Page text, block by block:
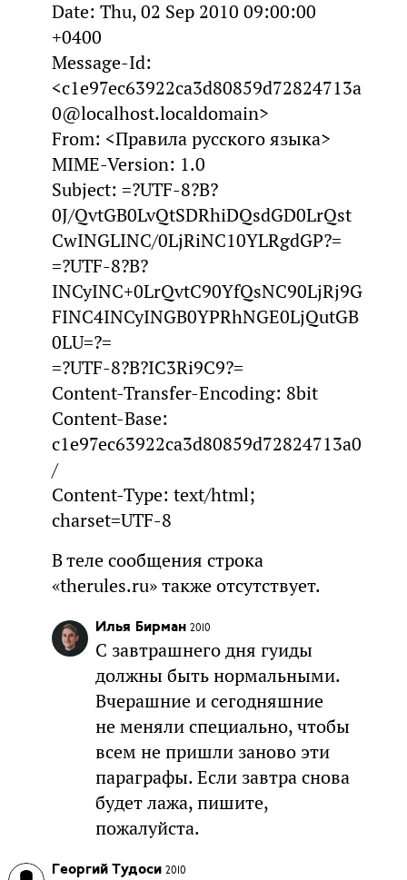
Date: Thu, 02 Sep 2010 09:00:00
+0400
Message-Id:
<c1e97ec63922ca3d80859d72824713a
0@localhost.localdomain>
From: <Правила русского языка>
MIME-Version: 1.0
Subject: =?UTF-8?B?
0J/QvtGB0LvQtSDRhiDQsdGD0LrQst
CwINGLINC/0LjRiNC10YLRgdGP?=
=?UTF-8?B?
INCyINC+0LrQvtC90YfQsNC90LjRj9G
FINC4INCyINGB0YPRhNGE0LjQutGB
0LU=?=
=?UTF-8?B?IC3Ri9C9?=
Content-Transfer-Encoding: 8bit
Content-Base:
c1e97ec63922ca3d80859d72824713a0
/
Content-Type: text/html;
charset=UTF-8
В теле сообщения строка
«therules.ru» также отсутствует.
Илья Бирман 2010
С завтрашнего дня гуиды
должны быть нормальными.
Вчерашние и сегодняшние
не меняли специально, чтобы
всем не пришли заново эти
параграфы. Если завтра снова
будет лажа, пишите,
пожалуйста.
Георгий Тудоси 2010